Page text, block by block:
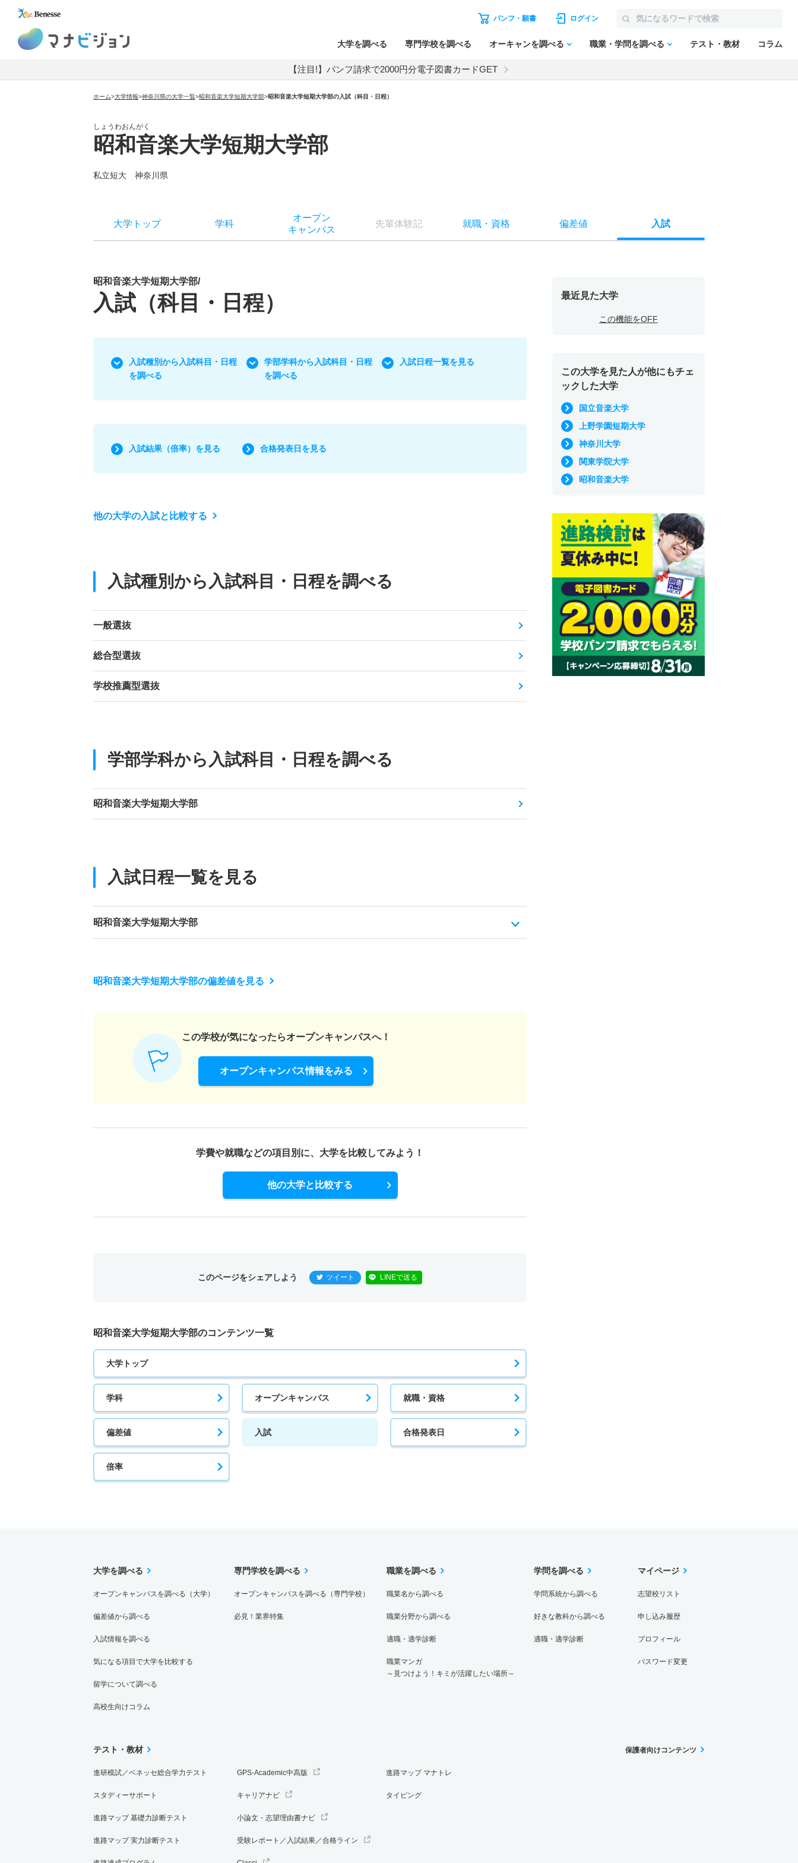
パンフ・願書 ログイン
大学を調べる 専門学校を調べる オーキャンを調べる 職業・学問を調べる テスト・教材 コラム
【注目!】パンフ請求で2000円分電子図書カードGET
ホーム>大学情報>神奈川県の大学一覧>昭和音楽大学短期大学部>昭和音楽大学短期大学部の入試（科目・日程）
しょうわおんがく
昭和音楽大学短期大学部
私立短大 神奈川県
大学トップ 学科
オープン
キャンパス
先輩体験記 就職・ 資格 偏差値 入試
昭和音楽大学短期大学部/
入試（科目・日程）
入試種別から入試科目・日程
を調べる
学部学科から入試科目・日程
を調べる
入試日程一覧を見る
入試結果（倍率）を見る 合格発表日を見る
他の大学の入試と比較する
入試種別から入試科目・日程を調べる
一般選抜
総合型選抜
学校推薦型選抜
学部学科から入試科目・日程を調べる
昭和音楽大学短期大学部
入試日程一覧を見る
昭和音楽大学短期大学部
昭和音楽大学短期大学部の偏差値を見る
この学校が気になったらオープンキャンパスへ！
オープンキャンパス情報をみる
学費や就職などの項目別に、 大学を比較してみよう！
他の大学と比較する
このページをシェアしよう ツイート LINEで送る
昭和音楽大学短期大学部のコンテンツ一覧
大学トップ
学科 オープンキャンパス 就職・資格
偏差値 入試 合格発表日
倍率
最近見た大学
この機能をOFF
この大学を見た人が他にもチェ
ックした大学
国立音楽大学
上野学園短期大学
神奈川大学
関東学院大学
昭和音楽大学
大学を調べる
オープンキャンパスを調べる（大学）
偏差値から調べる
入試情報を調べる
気になる項目で大学を比較する
留学について調べる
高校生向けコラム
専門学校を調べる
オープンキャンパスを調べる（専門学校）
必見！業界特集
職業を調べる
職業名から調べる
職業分野から調べる
適職・適学診断
職業マンガ
～見つけよう！キミが活躍したい場所～
学問を調べる
学問系統から調べる
好きな教科から調べる
適職・適学診断
マイページ
志望校リスト
申し込み履歴
プロフィール
パスワード変更
テスト・教材
進研模試／ベネッセ総合学力テスト
スタディーサポート
進路マップ 基礎力診断テスト
進路マップ 実力診断テスト
GPS-Academic中高版
キャリアナビ
小論文・志望理由書ナビ
受験レポート／入試結果／合格ライン
進路マップ マナトレ
タイピング
保護者向けコンテンツ